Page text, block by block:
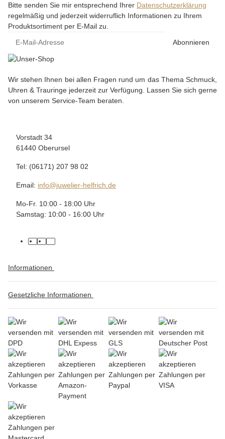
Bitte senden Sie mir entsprechend Ihrer Datenschutzerklärung
regelmäßig und jederzeit widerruflich Informationen zu Ihrem
Produktsortiment per E-Mail zu.
Abonnieren
Wir stehen Ihnen bei allen Fragen rund um das Thema Schmuck,
Uhren & Trauringe jederzeit zur Verfügung. Lassen Sie sich gerne
von unserem Service-Team beraten.
Vorstadt 34
61440 Oberursel
Tel: (06171) 207 98 02
Email: info@juwelier-helfrich.de
Mo-Fr. 10:00 - 18:00 Uhr
Samstag: 10:00 - 16:00 Uhr
Informationen
Gesetzliche Informationen